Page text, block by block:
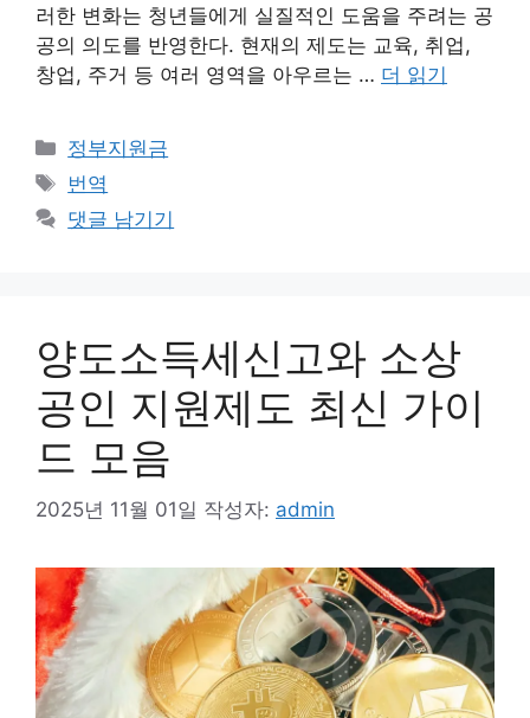
러한 변화는 청년들에게 실질적인 도움을 주려는 공
공의 의도를 반영한다. 현재의 제도는 교육, 취업,
창업, 주거 등 여러 영역을 아우르는 … 더 읽기
카
테
리
정부지원금
태
그
번역
댓글 남기기
양도소득세신고와 소상
공인 지원제도 최신 가이
드 모음
2025년 11월 01일 작성자: admin